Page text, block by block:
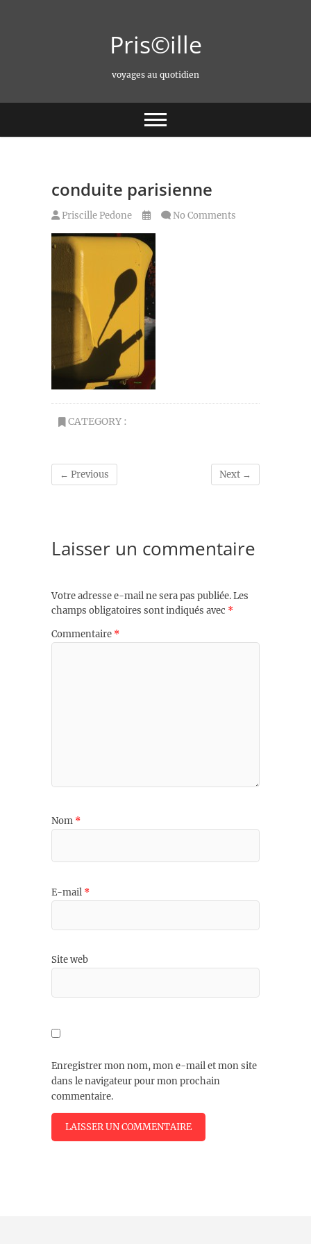
Pris©ille
voyages au quotidien
conduite parisienne
Priscille Pedone No Comments
CATEGORY :
← Previous Next →
Laisser un commentaire
Votre adresse e-mail ne sera pas publiée.Les
champs obligatoires sont indiqués avec *
Commentaire *
Nom *
E-mail *
Site web
Enregistrer mon nom, mon e-mail et mon site
dans le navigateur pour mon prochain
commentaire.